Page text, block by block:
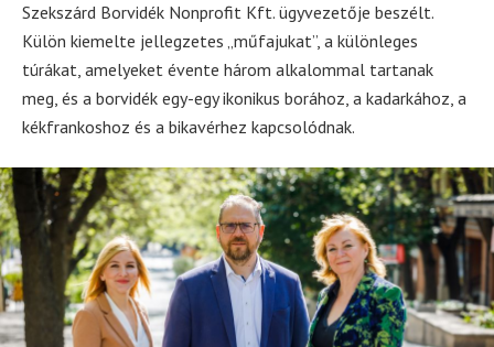
Szekszárd Borvidék Nonprofit Kft. ügyvezetője beszélt.
Külön kiemelte jellegzetes „műfajukat”, a különleges
túrákat, amelyeket évente három alkalommal tartanak
meg, és a borvidék egy-egy ikonikus borához, a kadarkához, a
kékfrankoshoz és a bikavérhez kapcsolódnak.